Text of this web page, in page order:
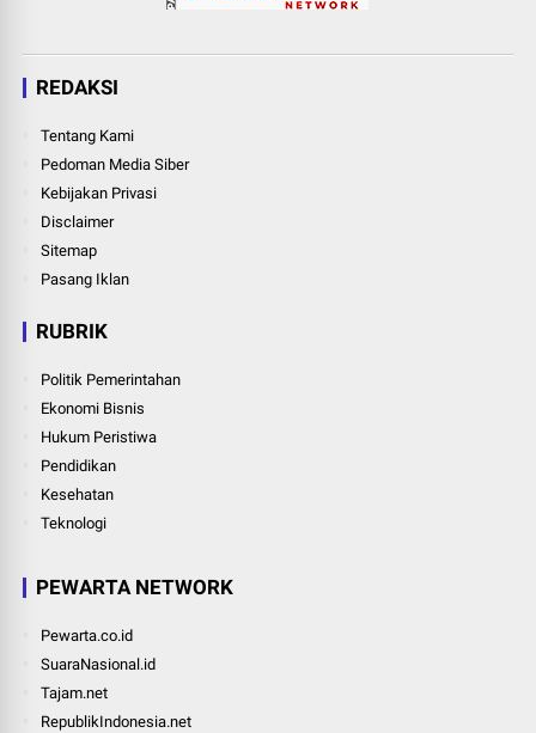
REDAKSI
Tentang Kami
Pedoman Media Siber
Kebijakan Privasi
Disclaimer
Sitemap
Pasang Iklan
RUBRIK
Politik Pemerintahan
Ekonomi Bisnis
Hukum Peristiwa
Pendidikan
Kesehatan
Teknologi
PEWARTA NETWORK
Pewarta.co.id
SuaraNasional.id
Tajam.net
RepublikIndonesia.net